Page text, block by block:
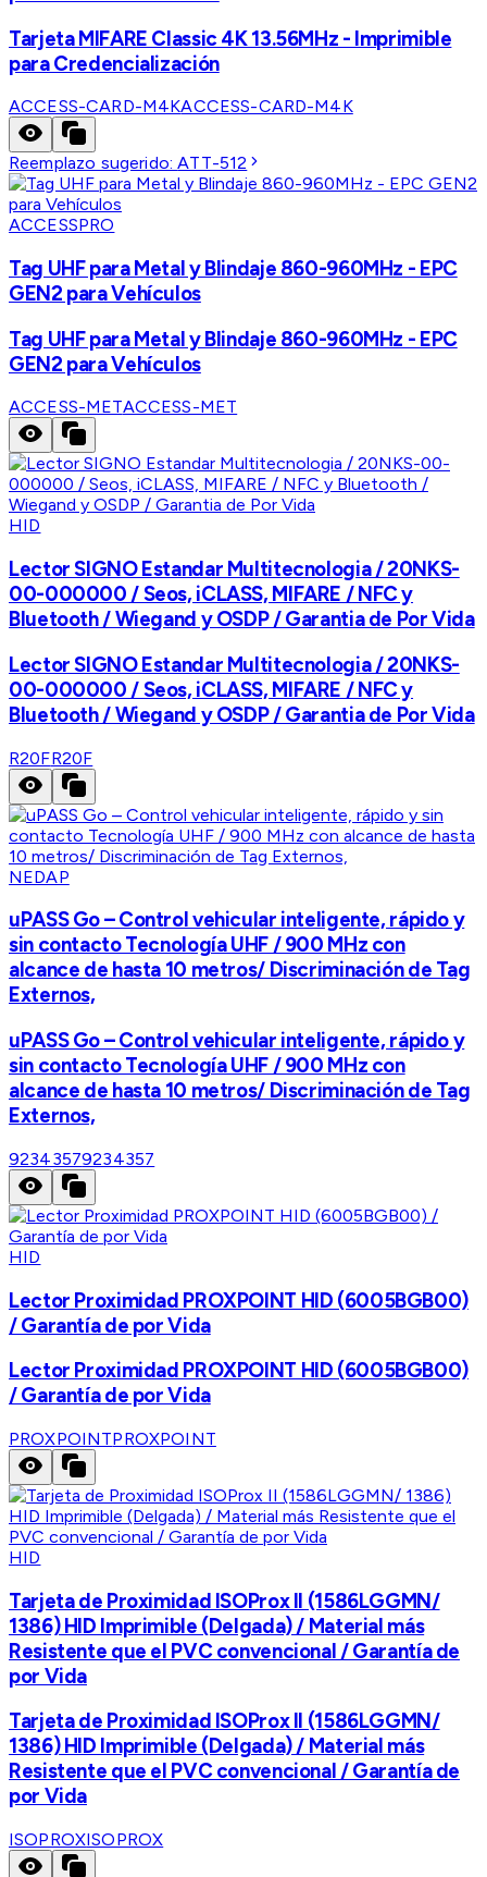
Tarjeta MIFARE Classic 4K 13.56MHz - Imprimible
para Credencialización
ACCESS-CARD-M4KACCESS-CARD-M4K
Reemplazo sugerido:ATT-512
ACCESSPRO
Tag UHF para Metal y Blindaje 860-960MHz - EPC
GEN2 para Vehículos
Tag UHF para Metal y Blindaje 860-960MHz - EPC
GEN2 para Vehículos
ACCESS-METACCESS-MET
HID
Lector SIGNO Estandar Multitecnologia / 20NKS-
00-000000 / Seos, iCLASS, MIFARE / NFC y
Bluetooth / Wiegand y OSDP / Garantia de Por Vida
Lector SIGNO Estandar Multitecnologia / 20NKS-
00-000000 / Seos, iCLASS, MIFARE / NFC y
Bluetooth / Wiegand y OSDP / Garantia de Por Vida
R20FR20F
NEDAP
uPASS Go – Control vehicular inteligente, rápido y
sin contacto Tecnología UHF / 900 MHz con
alcance de hasta 10 metros/ Discriminación de Tag
Externos,
uPASS Go – Control vehicular inteligente, rápido y
sin contacto Tecnología UHF / 900 MHz con
alcance de hasta 10 metros/ Discriminación de Tag
Externos,
92343579234357
HID
Lector Proximidad PROXPOINT HID (6005BGB00)
/ Garantía de por Vida
Lector Proximidad PROXPOINT HID (6005BGB00)
/ Garantía de por Vida
PROXPOINTPROXPOINT
HID
Tarjeta de Proximidad ISOProx II (1586LGGMN/
1386) HID Imprimible (Delgada) / Material más
Resistente que el PVC convencional / Garantía de
por Vida
Tarjeta de Proximidad ISOProx II (1586LGGMN/
1386) HID Imprimible (Delgada) / Material más
Resistente que el PVC convencional / Garantía de
por Vida
ISOPROXISOPROX